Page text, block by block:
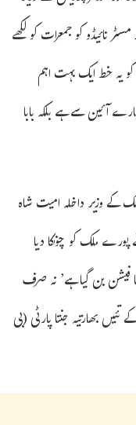
نائیڈو کو جمعرات کو لکھے
یہ خط ایک بہت اہم
آئین سے ہے بلکہ بابا
کے وزیر داخلہ امیت شاہ
ملک کو چونکا دیا
فیشن بن گیا ہے’ نہ صرف
بھارتیہ جنتا پارٹی (بی